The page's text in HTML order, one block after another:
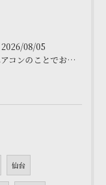
2026/08/05
エアコンのことでお困りですか❓仙台の私たちにお任せください。
仙台